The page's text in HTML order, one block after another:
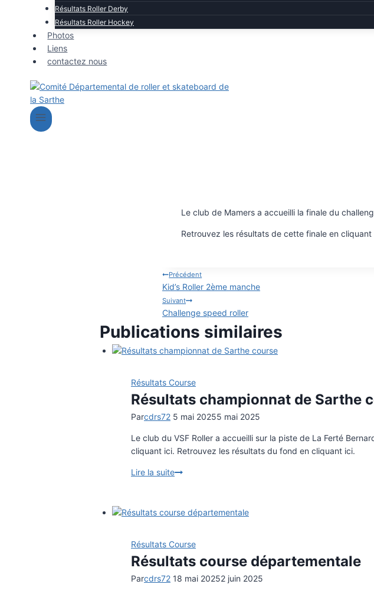
Résultats Roller Derby
Résultats Roller Hockey
Photos
Liens
contactez nous
Le club de Mamers a accueilli la finale du
Retrouvez les résultats de cette finale en cliquant
Navigation
de
l’article
Précédent
Kid’s Roller 2ème manche
Suivant
Challenge speed roller
Publications similaires
Résultats Course
Résultats championnat de Sarthe
Parcdrs72 5 mai 20255 mai 2025
Le club du VSF Roller a accueilli sur la piste de La Ferté
cliquant ici. Retrouvez les résultats du fond en cliquant ici.
Lire la suiteRésultats
Sarthe
Résultats Course
Résultats course départementale
Parcdrs72 18 mai 20252 juin 2025